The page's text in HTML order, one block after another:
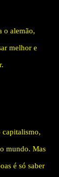
o alemão,
melhor e
capitalismo,
mundo. Mas
é só saber